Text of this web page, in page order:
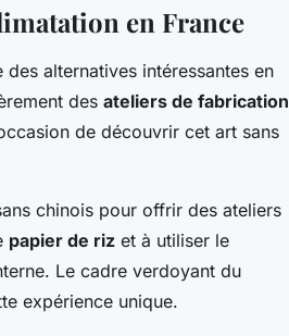
en France
alternatives intéressantes en
des ateliers de fabrication
de découvrir cet art sans
chinois pour offrir des ateliers
papier de riz et à utiliser le
Le cadre verdoyant du
expérience unique.